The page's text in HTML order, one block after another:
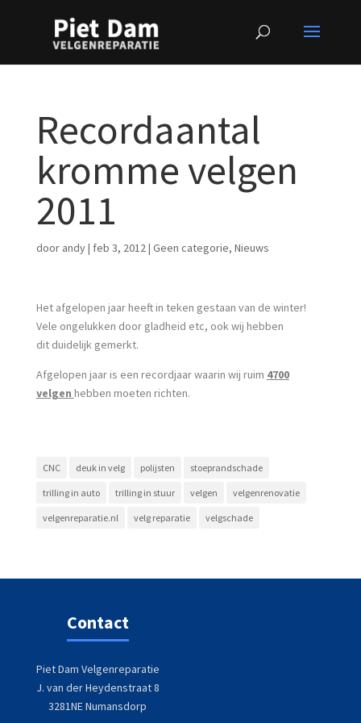
Recordaantal
kromme velgen
2011
door andy| feb 3, 2012| Geen categorie, Nieuws
Het afgelopen jaar heeft in teken gestaan van de winter!
Vele ongelukken door gladheid etc, ook wij hebben
dit duidelijk gemerkt.
Afgelopen jaar is een recordjaar waarin wij ruim 4700
velgen hebben moeten richten.
CNC deuk in velg polijsten stoeprandschade
trilling in auto trilling in stuur velgen velgenrenovatie
velgenreparatie.nl velg reparatie velgschade
Contact
Piet Dam Velgenreparatie
J. van der Heydenstraat 8
3281NE Numansdorp